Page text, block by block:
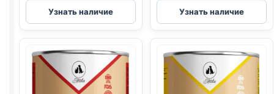
Elite
ж/
б
паштет
80г
Узнать наличие
Elite
ж/
б
КРАБ,
КУРИЦА)
желе
Узнать наличие